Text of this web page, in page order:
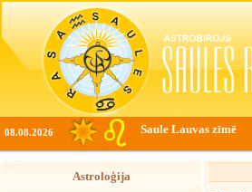
08.08.2026 Saule Lauvas zīmē
Astroloģija